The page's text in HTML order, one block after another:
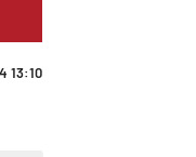
13:10